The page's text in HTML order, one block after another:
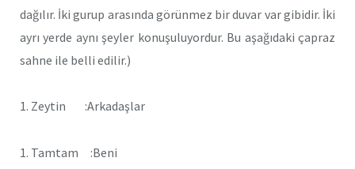
dağılır. İki gurup arasında görünmez bir duvar var gibidir. İki
ayrı yerde aynı şeyler konuşuluyordur. Bu aşağıdaki çapraz
sahne ile belli edilir.)
1. Zeytin :Arkadaşlar
1. Tamtam :Beni